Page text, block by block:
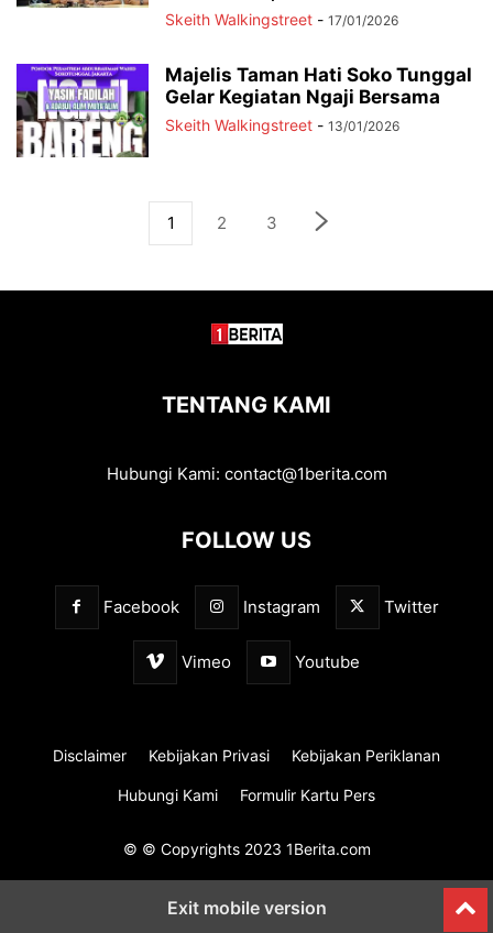
Skeith Walkingstreet - 17/01/2026
Majelis Taman Hati Soko Tunggal
Gelar Kegiatan Ngaji Bersama
Skeith Walkingstreet - 13/01/2026
1 2 3
TENTANG KAMI
Hubungi Kami: contact@1berita.com
FOLLOW US
Facebook Instagram Twitter
Vimeo Youtube
Disclaimer Kebijakan Privasi Kebijakan Periklanan
Hubungi Kami Formulir Kartu Pers
© © Copyrights 2023 1Berita.com
Exit mobile version